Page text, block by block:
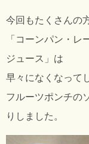
今回もたくさんの
「コーンパン・レ
ジュース」は
早々になくなって
フルーツポンチの
りしました。